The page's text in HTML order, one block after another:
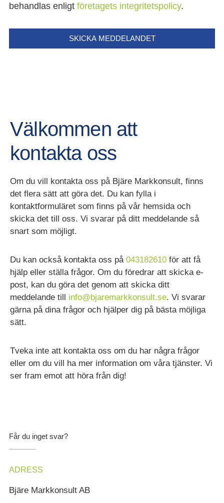
behandlas enligt företagets integritetspolicy.
SKICKA MEDDELANDET
Välkommen att
kontakta oss
Om du vill kontakta oss på Bjäre Markkonsult, finns
det flera sätt att göra det. Du kan fylla i
kontaktformuläret som finns på vår hemsida och
skicka det till oss. Vi svarar på ditt meddelande så
snart som möjligt.
Du kan också kontakta oss på 043182610 för att få
hjälp eller ställa frågor. Om du föredrar att skicka e-
post, kan du göra det genom att skicka ditt
meddelande till info@bjaremarkkonsult.se. Vi svarar
gärna på dina frågor och hjälper dig på bästa möjliga
sätt.
Tveka inte att kontakta oss om du har några frågor
eller om du vill ha mer information om våra tjänster. Vi
ser fram emot att höra från dig!
Får du inget svar?
ADRESS
Bjäre Markkonsult AB